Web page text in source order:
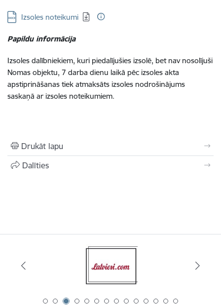
Lejupielādēt:
Izsoles noteikumi
Papildu informācija
Izsoles dalībniekiem, kuri piedalījušies izsolē, bet nav nosolījuši
Nomas objektu, 7 darba dienu laikā pēc izsoles akta
apstiprināšanas tiek atmaksāts izsoles nodrošinājums
saskaņā ar izsoles noteikumiem.
Drukāt lapu
Dalīties